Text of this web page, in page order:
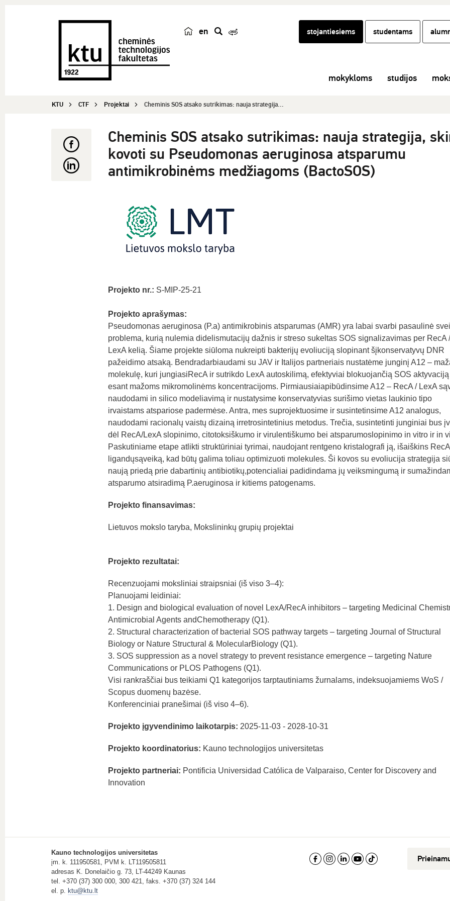
en
k
stojantiesiems studentams
mokykloms studijos
KTU CTF Projektai Cheminis SOS atsako sutrikimas: nauja strategija...
Cheminis SOS atsako sutrikimas: nauja strategija,
kovoti su Pseudomonas aeruginosa atsparumu
antimikrobinėms medžiagoms (BactoSOS)
Projekto nr.: S-MIP-25-21
Projekto aprašymas:
Pseudomonas aeruginosa (P.a) antimikrobinis atsparumas (AMR) yra labai svarbi pasaulinė
problema, kurią nulemia didelismutacijų dažnis ir streso sukeltas SOS signalizavimas per RecA /
LexA kelią. Šiame projekte siūloma nukreipti bakterijų evoliuciją slopinant šįkonservatyvų DNR
pažeidimo atsaką. Bendradarbiaudami su JAV ir Italijos partneriais nustatėme junginį A12 –
molekulę, kuri jungiasiRecA ir sutrikdo LexA autoskilimą, efektyviai blokuojančią SOS aktyvaciją
esant mažoms mikromolinėms koncentracijoms. Pirmiausiaiapibūdinsime A12 – RecA / LexA
naudodami in silico modeliavimą ir nustatysime konservatyvias surišimo vietas laukinio tipo
irvaistams atspariose padermėse. Antra, mes suprojektuosime ir susintetinsime A12 analogus,
naudodami racionalų vaistų dizainą irretrosintetinius metodus. Trečia, susintetinti junginiai bus
dėl RecA/LexA slopinimo, citotoksiškumo ir virulentiškumo bei atsparumoslopinimo in vitro ir in
Paskutiniame etape atlikti struktūriniai tyrimai, naudojant rentgeno kristalografi ją, išaiškins
ligandųsąveiką, kad būtų galima toliau optimizuoti molekules. Ši kovos su evoliucija strategija
naują priedą prie dabartinių antibiotikų,potencialiai padidindama jų veiksmingumą ir
atsparumo atsiradimą P.aeruginosa ir kitiems patogenams.
Projekto finansavimas:
Lietuvos mokslo taryba, Mokslininkų grupių projektai
Projekto rezultatai:
Recenzuojami moksliniai straipsniai (iš viso 3–4):
Planuojami leidiniai:
1. Design and biological evaluation of novel LexA/RecA inhibitors – targeting Medicinal
Antimicrobial Agents andChemotherapy (Q1).
2. Structural characterization of bacterial SOS pathway targets – targeting Journal of Structural
Biology or Nature Structural & MolecularBiology (Q1).
3. SOS suppression as a novel strategy to prevent resistance emergence – targeting Nature
Communications or PLOS Pathogens (Q1).
Visi rankraščiai bus teikiami Q1 kategorijos tarptautiniams žurnalams, indeksuojamiems WoS /
Scopus duomenų bazėse.
Konferenciniai pranešimai (iš viso 4–6).
Projekto įgyvendinimo laikotarpis: 2025-11-03 - 2028-10-31
Projekto koordinatorius: Kauno technologijos universitetas
Projekto partneriai: Pontificia Universidad Católica de Valparaiso, Center for Discovery and
Innovation
Kauno technologijos universitetas
įm. k. 111950581, PVM k. LT119505811
adresas K. Donelaičio g. 73, LT-44249 Kaunas
tel. +370 (37) 300 000, 300 421, faks. +370 (37) 324 144
el. p. ktu@ktu.lt